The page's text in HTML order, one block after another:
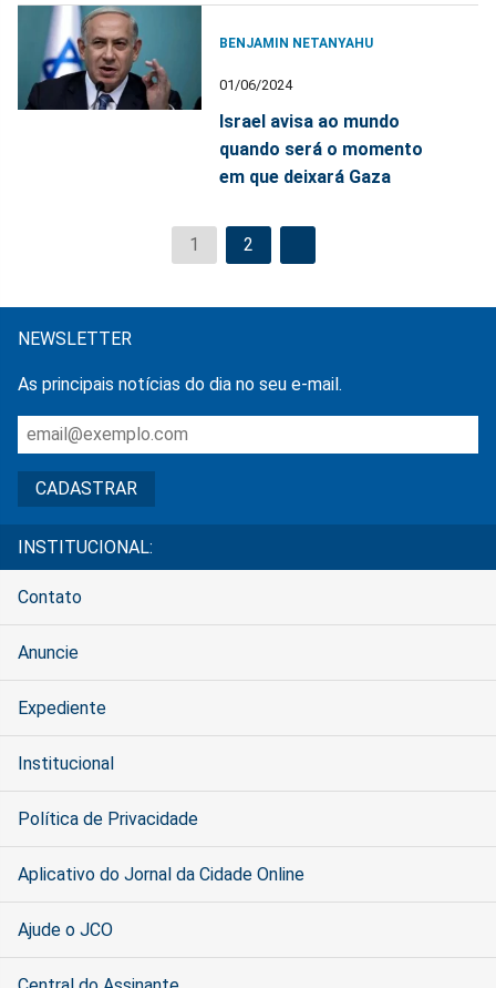
BENJAMIN NETANYAHU
01/06/2024
Israel avisa ao mundo
quando será o momento
em que deixará Gaza
1 2
NEWSLETTER
As principais notícias do dia no seu e-mail.
INSTITUCIONAL:
Contato
Anuncie
Expediente
Institucional
Política de Privacidade
Aplicativo do Jornal da Cidade Online
Ajude o JCO